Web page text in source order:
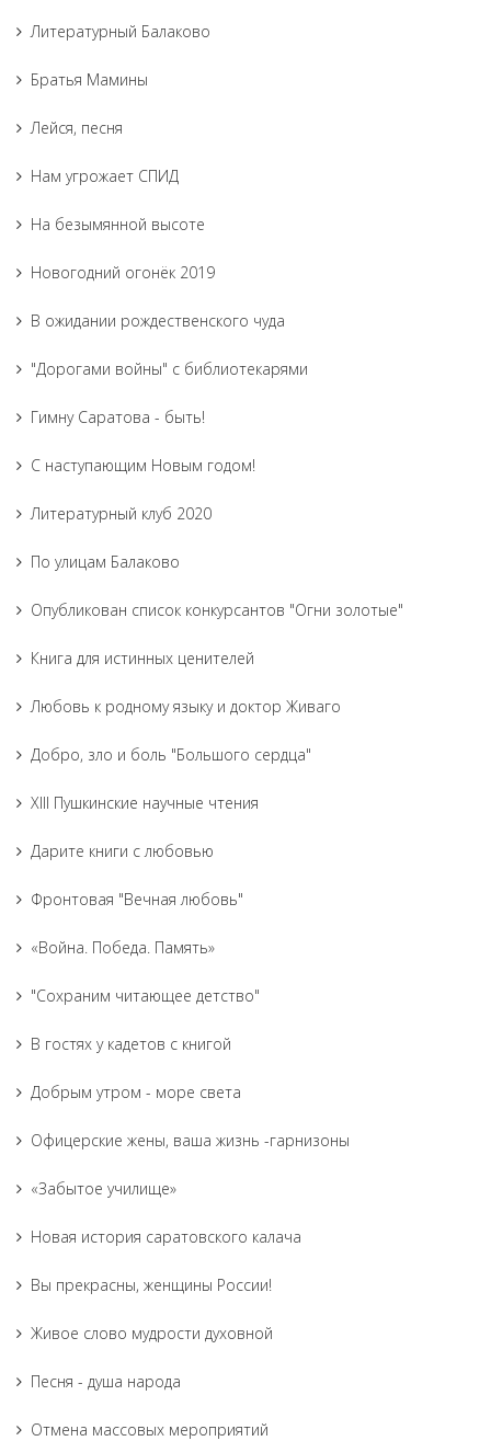
Литературный Балаково
Братья Мамины
Лейся, песня
Нам угрожает СПИД
На безымянной высоте
Новогодний огонёк 2019
В ожидании рождественского чуда
"Дорогами войны" с библиотекарями
Гимну Саратова - быть!
С наступающим Новым годом!
Литературный клуб 2020
По улицам Балаково
Опубликован список конкурсантов "Огни золотые"
Книга для истинных ценителей
Любовь к родному языку и доктор Живаго
Добро, зло и боль "Большого сердца"
XIII Пушкинские научные чтения
Дарите книги с любовью
Фронтовая "Вечная любовь"
«Война. Победа. Память»
"Сохраним читающее детство"
В гостях у кадетов с книгой
Добрым утром - море света
Офицерские жены, ваша жизнь -гарнизоны
«Забытое училище»
Новая история саратовского калача
Вы прекрасны, женщины России!
Живое слово мудрости духовной
Песня - душа народа
Отмена массовых мероприятий